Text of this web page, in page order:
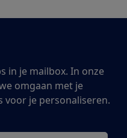
in je mailbox. In onze
omgaan met je
voor je personaliseren.